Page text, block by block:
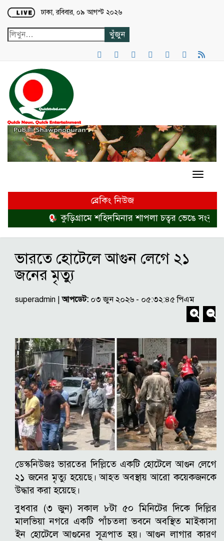
Loading...
ঢাকা, রবিবার, ০৯ আগস্ট ২০২৬
ব্রেকিং নিউজ
কুড়িগ্রামে শহিদমিনার শাপলা চত্বর ভেঙে সংকুচিত
ভারতে হোটেলে আগুন লেগে ২১
জনের মৃত্যু
superadmin |আপডেট: ০৩ জুন ২০২৬ - ০৫:৩২:৪৫ পিএম
ডেস্কনিউজঃ ভারতের দিল্লিতে একটি হোটেলে আগুন লেগে
২১ জনের মৃত্যু হয়েছে। আহত অবস্থায় আরো কয়েকজনকে
উদ্ধার করা হয়েছে।
বুধবার (৩ জুন) সকাল ৮টা ৫০ মিনিটের দিকে দিল্লির
মালভিয়া নগরে একটি পাঁচতলা ভবনে অবস্থিত মাইকাসা
ইন হোটেলে আগুনের সূত্রপাত হয়। আগুন লাগার কারণ